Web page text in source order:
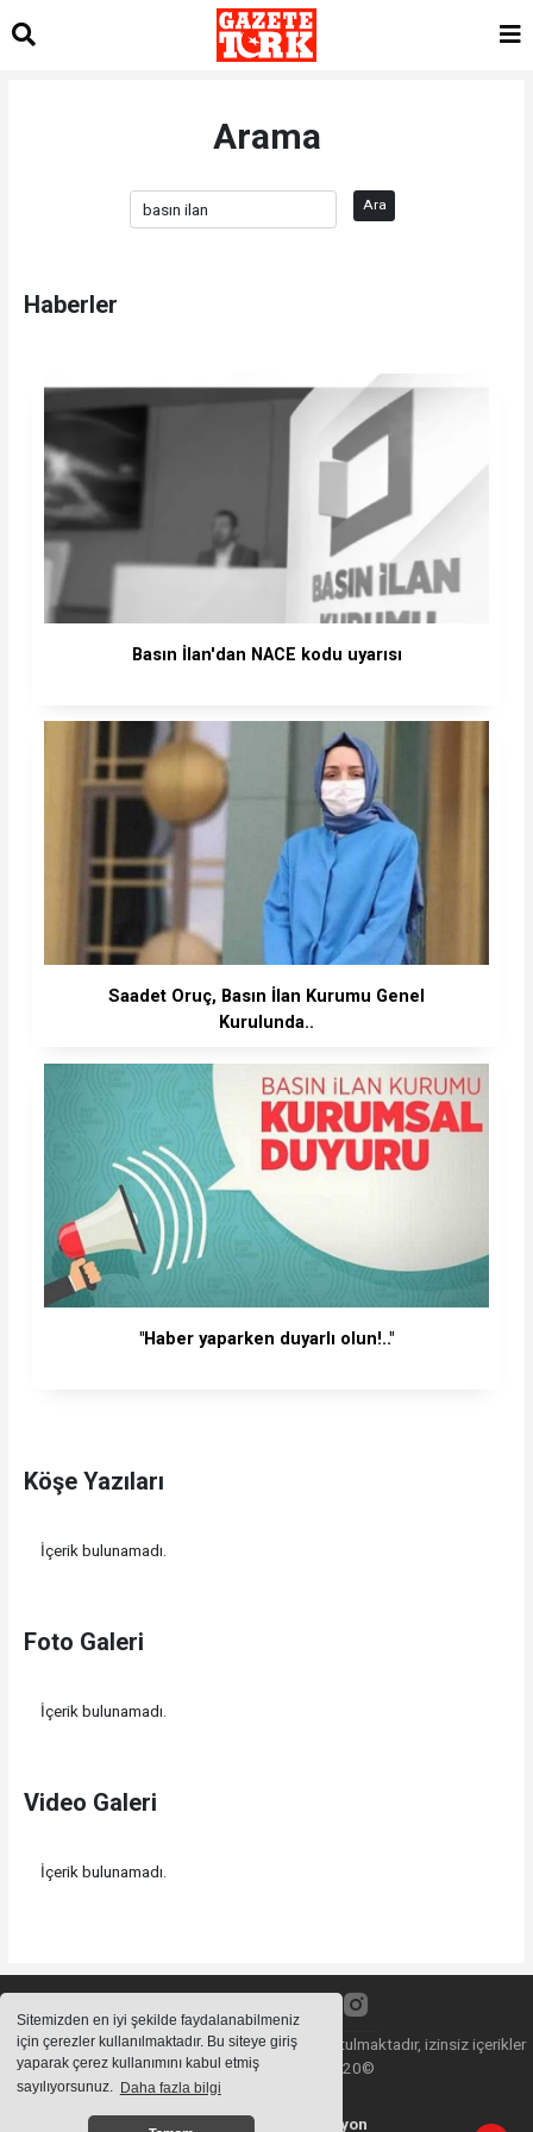
Sitemizden en iyi şekilde faydalanabilmeniz
için çerezler kullanılmaktadır. Bu siteye giriş
yaparak çerez kullanımını kabul etmiş
sayılıyorsunuz. Daha fazla bilgi
Arama
Ara
Haberler
Basın İlan'dan NACE kodu uyarısı
Saadet Oruç, Basın İlan Kurumu Genel
Kurulunda..
"Haber yaparken duyarlı olun!.."
Köşe Yazıları
İçerik bulunamadı.
Foto Galeri
İçerik bulunamadı.
Video Galeri
İçerik bulunamadı.
Sitemizde bulunan içeriklerin tüm hakları saklı tutulmaktadır, izinsiz içerikler
kullanılamaz. Copyright 2020©
Haber Yazılımı: Web Aksiyon